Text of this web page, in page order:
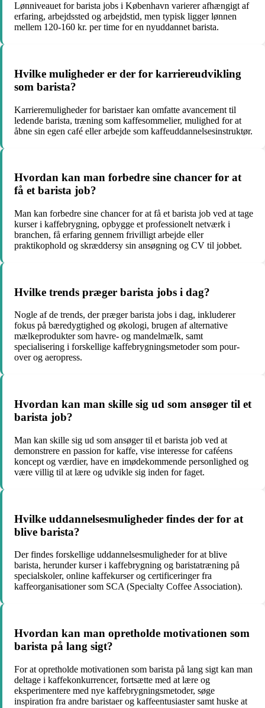
Lønniveauet for barista jobs i København varierer afhængigt af
erfaring, arbejdssted og arbejdstid, men typisk ligger lønnen
mellem 120-160 kr. per time for en nyuddannet barista.
Hvilke muligheder er der for karriereudvikling
som barista?
Karrieremuligheder for baristaer kan omfatte avancement til
ledende barista, træning som kaffesommelier, mulighed for at
åbne sin egen café eller arbejde som kaffeuddannelsesinstruktør.
Hvordan kan man forbedre sine chancer for at
få et barista job?
Man kan forbedre sine chancer for at få et barista job ved at tage
kurser i kaffebrygning, opbygge et professionelt netværk i
branchen, få erfaring gennem frivilligt arbejde eller
praktikophold og skræddersy sin ansøgning og CV til jobbet.
Hvilke trends præger barista jobs i dag?
Nogle af de trends, der præger barista jobs i dag, inkluderer
fokus på bæredygtighed og økologi, brugen af alternative
mælkeprodukter som havre- og mandelmælk, samt
specialisering i forskellige kaffebrygningsmetoder som pour-
over og aeropress.
Hvordan kan man skille sig ud som ansøger til et
barista job?
Man kan skille sig ud som ansøger til et barista job ved at
demonstrere en passion for kaffe, vise interesse for caféens
koncept og værdier, have en imødekommende personlighed og
være villig til at lære og udvikle sig inden for faget.
Hvilke uddannelsesmuligheder findes der for at
blive barista?
Der findes forskellige uddannelsesmuligheder for at blive
barista, herunder kurser i kaffebrygning og baristatræning på
specialskoler, online kaffekurser og certificeringer fra
kaffeorganisationer som SCA (Specialty Coffee Association).
Hvordan kan man opretholde motivationen som
barista på lang sigt?
For at opretholde motivationen som barista på lang sigt kan man
deltage i kaffekonkurrencer, fortsætte med at lære og
eksperimentere med nye kaffebrygningsmetoder, søge
inspiration fra andre baristaer og kaffeentusiaster samt huske at